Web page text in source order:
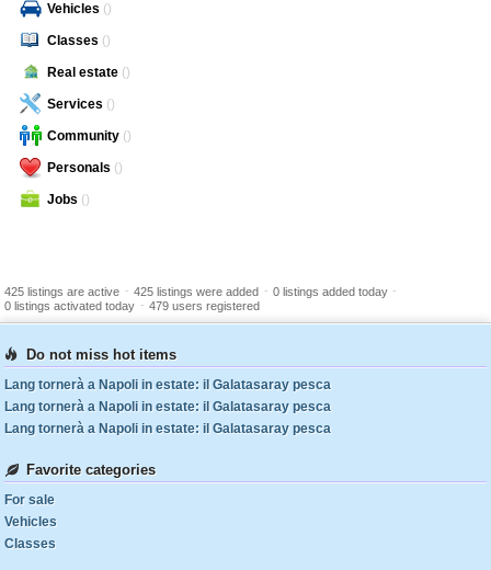
Vehicles ()
Classes ()
Real estate ()
Services ()
Community ()
Personals ()
Jobs ()
425 listings are active - 425 listings were added - 0 listings added today -
0 listings activated today - 479 users registered
Do not miss hot items
Lang tornerà a Napoli in estate: il Galatasaray pesca
Lang tornerà a Napoli in estate: il Galatasaray pesca
Lang tornerà a Napoli in estate: il Galatasaray pesca
Favorite categories
For sale
Vehicles
Classes